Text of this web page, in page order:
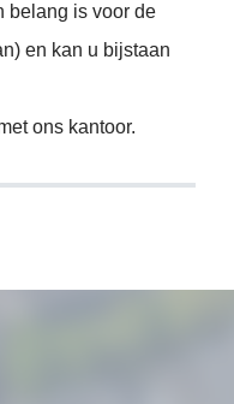
belang is voor de
en kan u bijstaan
ons kantoor.